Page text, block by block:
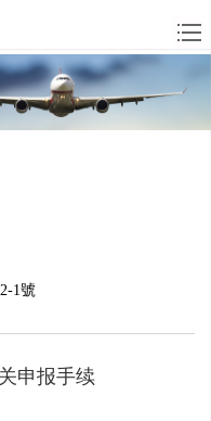
1號
申报手续